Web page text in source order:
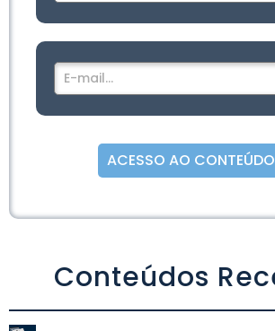
ACESSO AO CONTEÚDO
Conteúdos